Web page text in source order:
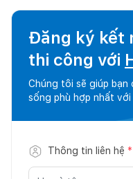
Đăng ký kết
thi công với
Chúng tôi sẽ giúp bạn
sống phù hợp nhất với
Thông tin liên hệ *